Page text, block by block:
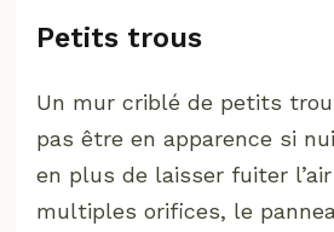
Petits trous
Un mur criblé de petits
pas être en apparence si
en plus de laisser fuiter
multiples orifices, le